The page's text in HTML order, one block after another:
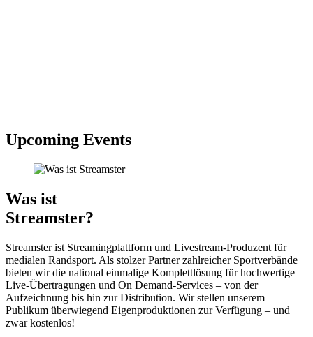
Upcoming Events
Was ist
Streamster?
Streamster ist Streamingplattform und Livestream-Produzent für
medialen Randsport. Als stolzer Partner zahlreicher Sportverbände
bieten wir die national einmalige Komplettlösung für hochwertige
Live-Übertragungen und On Demand-Services – von der
Aufzeichnung bis hin zur Distribution. Wir stellen unserem
Publikum überwiegend Eigenproduktionen zur Verfügung – und
zwar kostenlos!